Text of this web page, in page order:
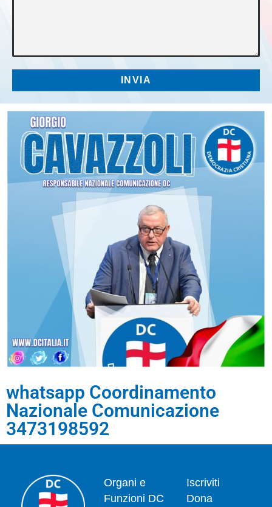
whatsapp Coordinamento
Nazionale Comunicazione
3473198592
Organi e
Funzioni DC
Iscriviti
Dona